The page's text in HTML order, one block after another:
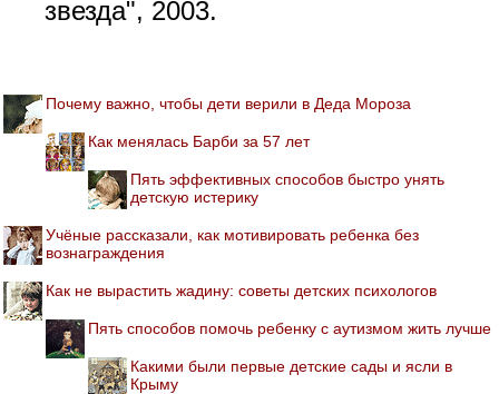
звезда", 2003.
Почему важно, чтобы дети верили в Деда Мороза
Как менялась Барби за 57 лет
Пять эффективных способов быстро унять
детскую истерику
Учёные рассказали, как мотивировать ребенка без
вознаграждения
Как не вырастить жадину: советы детских психологов
Пять способов помочь ребенку с аутизмом жить лучше
Какими были первые детские сады и ясли в
Крыму